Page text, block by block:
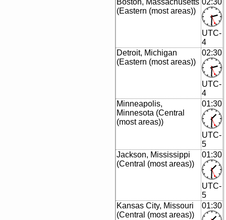
Boston, Massachusetts
(Eastern (most areas))
02:30
UTC-
4
Detroit, Michigan
(Eastern (most areas))
02:30
UTC-
4
Minneapolis,
Minnesota (Central
(most areas))
01:30
UTC-
5
Jackson, Mississippi
(Central (most areas))
01:30
UTC-
5
Kansas City, Missouri
(Central (most areas))
01:30